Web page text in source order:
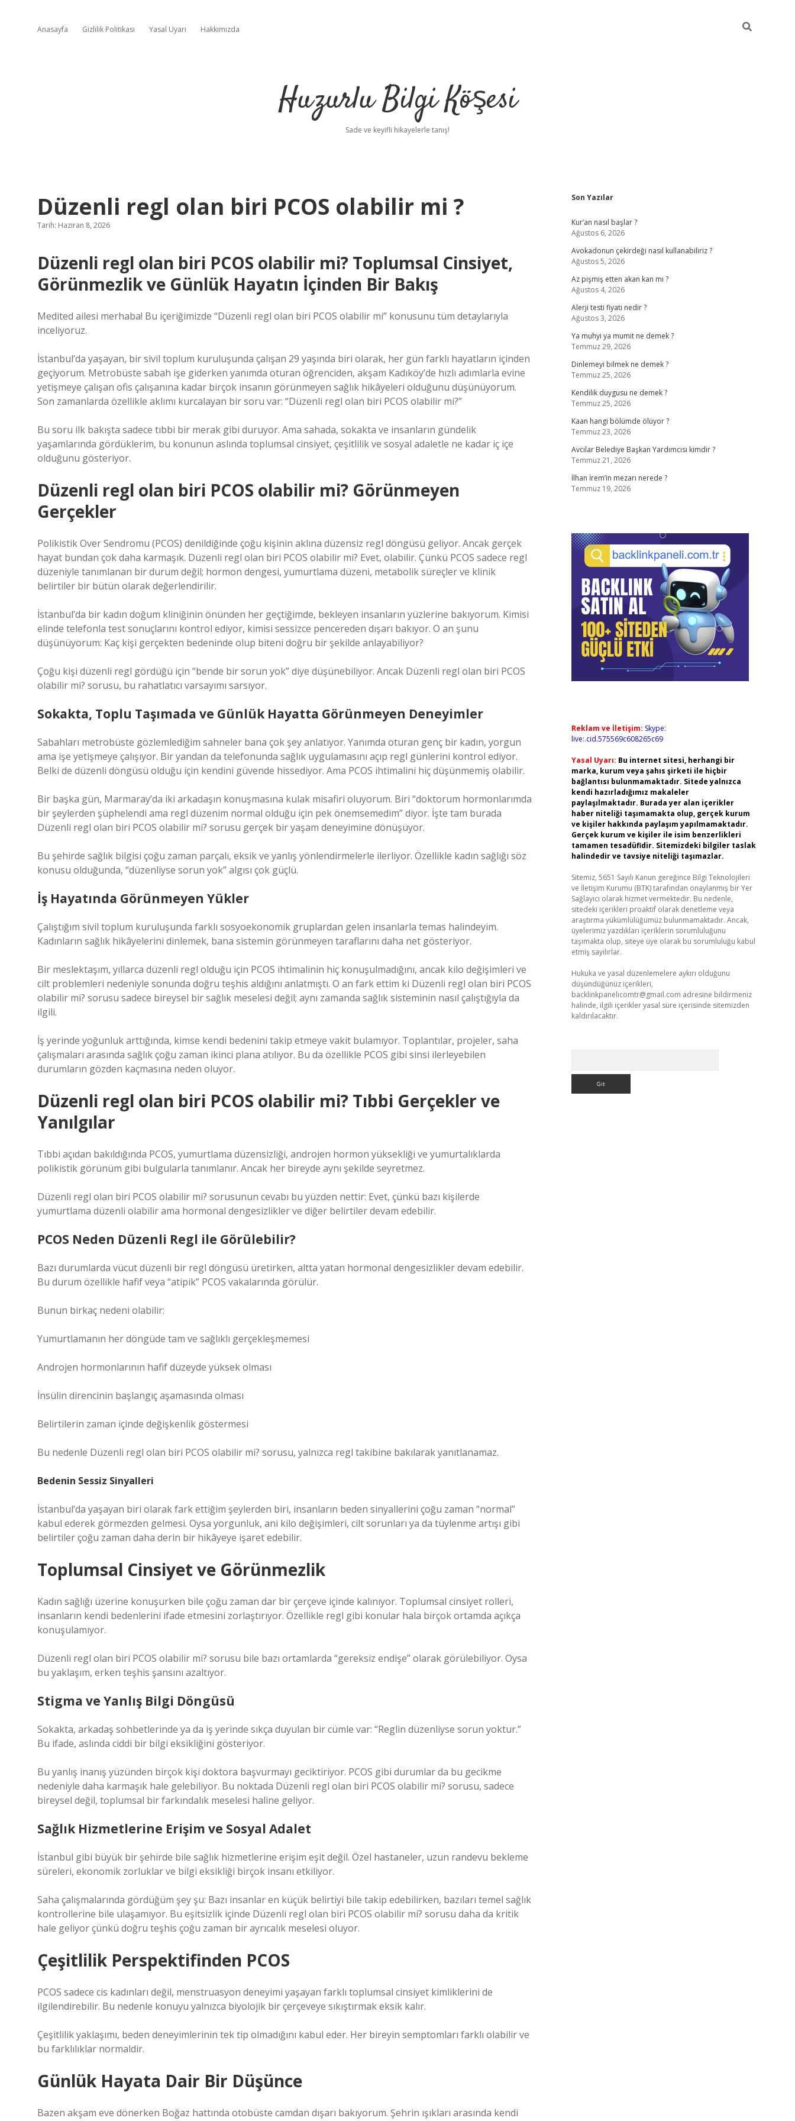
Anasayfa Gizlilik Politikası Yasal Uyarı Hakkımızda
Huzurlu Bilgi Köşesi
Sade ve keyifli hikayelerle tanış!
Düzenli regl olan biri PCOS olabilir mi ?
Tarih: Haziran 8, 2026
Düzenli regl olan biri PCOS olabilir mi? Toplumsal Cinsiyet,
Görünmezlik ve Günlük Hayatın İçinden Bir Bakış
Medited ailesi merhaba! Bu içeriğimizde “Düzenli regl olan biri PCOS olabilir mi” konusunu tüm detaylarıyla
inceliyoruz.
İstanbul’da yaşayan, bir sivil toplum kuruluşunda çalışan 29 yaşında biri olarak, her gün farklı hayatların içinden
geçiyorum. Metrobüste sabah işe giderken yanımda oturan öğrenciden, akşam Kadıköy’de hızlı adımlarla evine
yetişmeye çalışan ofis çalışanına kadar birçok insanın görünmeyen sağlık hikâyeleri olduğunu düşünüyorum.
Son zamanlarda özellikle aklımı kurcalayan bir soru var: “Düzenli regl olan biri PCOS olabilir mi?”
Bu soru ilk bakışta sadece tıbbi bir merak gibi duruyor. Ama sahada, sokakta ve insanların gündelik
yaşamlarında gördüklerim, bu konunun aslında toplumsal cinsiyet, çeşitlilik ve sosyal adaletle ne kadar iç içe
olduğunu gösteriyor.
Düzenli regl olan biri PCOS olabilir mi? Görünmeyen
Gerçekler
Polikistik Over Sendromu (PCOS) denildiğinde çoğu kişinin aklına düzensiz regl döngüsü geliyor. Ancak gerçek
hayat bundan çok daha karmaşık. Düzenli regl olan biri PCOS olabilir mi? Evet, olabilir. Çünkü PCOS sadece regl
düzeniyle tanımlanan bir durum değil; hormon dengesi, yumurtlama düzeni, metabolik süreçler ve klinik
belirtiler bir bütün olarak değerlendirilir.
İstanbul’da bir kadın doğum kliniğinin önünden her geçtiğimde, bekleyen insanların yüzlerine bakıyorum. Kimisi
elinde telefonla test sonuçlarını kontrol ediyor, kimisi sessizce pencereden dışarı bakıyor. O an şunu
düşünüyorum: Kaç kişi gerçekten bedeninde olup biteni doğru bir şekilde anlayabiliyor?
Çoğu kişi düzenli regl gördüğü için “bende bir sorun yok” diye düşünebiliyor. Ancak Düzenli regl olan biri PCOS
olabilir mi? sorusu, bu rahatlatıcı varsayımı sarsıyor.
Sokakta, Toplu Taşımada ve Günlük Hayatta Görünmeyen Deneyimler
Sabahları metrobüste gözlemlediğim sahneler bana çok şey anlatıyor. Yanımda oturan genç bir kadın, yorgun
ama işe yetişmeye çalışıyor. Bir yandan da telefonunda sağlık uygulamasını açıp regl günlerini kontrol ediyor.
Belki de düzenli döngüsü olduğu için kendini güvende hissediyor. Ama PCOS ihtimalini hiç düşünmemiş olabilir.
Bir başka gün, Marmaray’da iki arkadaşın konuşmasına kulak misafiri oluyorum. Biri “doktorum hormonlarımda
bir şeylerden şüphelendi ama regl düzenim normal olduğu için pek önemsemedim” diyor. İşte tam burada
Düzenli regl olan biri PCOS olabilir mi? sorusu gerçek bir yaşam deneyimine dönüşüyor.
Bu şehirde sağlık bilgisi çoğu zaman parçalı, eksik ve yanlış yönlendirmelerle ilerliyor. Özellikle kadın sağlığı söz
konusu olduğunda, “düzenliyse sorun yok” algısı çok güçlü.
İş Hayatında Görünmeyen Yükler
Çalıştığım sivil toplum kuruluşunda farklı sosyoekonomik gruplardan gelen insanlarla temas halindeyim.
Kadınların sağlık hikâyelerini dinlemek, bana sistemin görünmeyen taraflarını daha net gösteriyor.
Bir meslektaşım, yıllarca düzenli regl olduğu için PCOS ihtimalinin hiç konuşulmadığını, ancak kilo değişimleri ve
cilt problemleri nedeniyle sonunda doğru teşhis aldığını anlatmıştı. O an fark ettim ki Düzenli regl olan biri PCOS
olabilir mi? sorusu sadece bireysel bir sağlık meselesi değil; aynı zamanda sağlık sisteminin nasıl çalıştığıyla da
ilgili.
İş yerinde yoğunluk arttığında, kimse kendi bedenini takip etmeye vakit bulamıyor. Toplantılar, projeler, saha
çalışmaları arasında sağlık çoğu zaman ikinci plana atılıyor. Bu da özellikle PCOS gibi sinsi ilerleyebilen
durumların gözden kaçmasına neden oluyor.
Düzenli regl olan biri PCOS olabilir mi? Tıbbi Gerçekler ve
Yanılgılar
Tıbbi açıdan bakıldığında PCOS, yumurtlama düzensizliği, androjen hormon yüksekliği ve yumurtalıklarda
polikistik görünüm gibi bulgularla tanımlanır. Ancak her bireyde aynı şekilde seyretmez.
Düzenli regl olan biri PCOS olabilir mi? sorusunun cevabı bu yüzden nettir: Evet, çünkü bazı kişilerde
yumurtlama düzenli olabilir ama hormonal dengesizlikler ve diğer belirtiler devam edebilir.
PCOS Neden Düzenli Regl ile Görülebilir?
Bazı durumlarda vücut düzenli bir regl döngüsü üretirken, altta yatan hormonal dengesizlikler devam edebilir.
Bu durum özellikle hafif veya “atipik” PCOS vakalarında görülür.
Bunun birkaç nedeni olabilir:
Yumurtlamanın her döngüde tam ve sağlıklı gerçekleşmemesi
Androjen hormonlarının hafif düzeyde yüksek olması
İnsülin direncinin başlangıç aşamasında olması
Belirtilerin zaman içinde değişkenlik göstermesi
Bu nedenle Düzenli regl olan biri PCOS olabilir mi? sorusu, yalnızca regl takibine bakılarak yanıtlanamaz.
Bedenin Sessiz Sinyalleri
İstanbul’da yaşayan biri olarak fark ettiğim şeylerden biri, insanların beden sinyallerini çoğu zaman “normal”
kabul ederek görmezden gelmesi. Oysa yorgunluk, ani kilo değişimleri, cilt sorunları ya da tüylenme artışı gibi
belirtiler çoğu zaman daha derin bir hikâyeye işaret edebilir.
Toplumsal Cinsiyet ve Görünmezlik
Kadın sağlığı üzerine konuşurken bile çoğu zaman dar bir çerçeve içinde kalınıyor. Toplumsal cinsiyet rolleri,
insanların kendi bedenlerini ifade etmesini zorlaştırıyor. Özellikle regl gibi konular hala birçok ortamda açıkça
konuşulamıyor.
Düzenli regl olan biri PCOS olabilir mi? sorusu bile bazı ortamlarda “gereksiz endişe” olarak görülebiliyor. Oysa
bu yaklaşım, erken teşhis şansını azaltıyor.
Stigma ve Yanlış Bilgi Döngüsü
Sokakta, arkadaş sohbetlerinde ya da iş yerinde sıkça duyulan bir cümle var: “Reglin düzenliyse sorun yoktur.”
Bu ifade, aslında ciddi bir bilgi eksikliğini gösteriyor.
Bu yanlış inanış yüzünden birçok kişi doktora başvurmayı geciktiriyor. PCOS gibi durumlar da bu gecikme
nedeniyle daha karmaşık hale gelebiliyor. Bu noktada Düzenli regl olan biri PCOS olabilir mi? sorusu, sadece
bireysel değil, toplumsal bir farkındalık meselesi haline geliyor.
Sağlık Hizmetlerine Erişim ve Sosyal Adalet
İstanbul gibi büyük bir şehirde bile sağlık hizmetlerine erişim eşit değil. Özel hastaneler, uzun randevu bekleme
süreleri, ekonomik zorluklar ve bilgi eksikliği birçok insanı etkiliyor.
Saha çalışmalarında gördüğüm şey şu: Bazı insanlar en küçük belirtiyi bile takip edebilirken, bazıları temel sağlık
kontrollerine bile ulaşamıyor. Bu eşitsizlik içinde Düzenli regl olan biri PCOS olabilir mi? sorusu daha da kritik
hale geliyor çünkü doğru teşhis çoğu zaman bir ayrıcalık meselesi oluyor.
Çeşitlilik Perspektifinden PCOS
PCOS sadece cis kadınları değil, menstruasyon deneyimi yaşayan farklı toplumsal cinsiyet kimliklerini de
ilgilendirebilir. Bu nedenle konuyu yalnızca biyolojik bir çerçeveye sıkıştırmak eksik kalır.
Çeşitlilik yaklaşımı, beden deneyimlerinin tek tip olmadığını kabul eder. Her bireyin semptomları farklı olabilir ve
bu farklılıklar normaldir.
Günlük Hayata Dair Bir Düşünce
Bazen akşam eve dönerken Boğaz hattında otobüste camdan dışarı bakıyorum. Şehrin ışıkları arasında kendi
Sidebar
Son Yazılar
Kur’an nasıl başlar ?
Ağustos 6, 2026
Avokadonun çekirdeği nasıl kullanabiliriz ?
Ağustos 5, 2026
Az pişmiş etten akan kan mı ?
Ağustos 4, 2026
Alerji testi fiyatı nedir ?
Ağustos 3, 2026
Ya muhyi ya mumit ne demek ?
Temmuz 29, 2026
Dinlemeyi bilmek ne demek ?
Temmuz 25, 2026
Kendilik duygusu ne demek ?
Temmuz 25, 2026
Kaan hangi bölümde ölüyor ?
Temmuz 23, 2026
Avcılar Belediye Başkan Yardımcısı kimdir ?
Temmuz 21, 2026
İlhan İrem’in mezarı nerede ?
Temmuz 19, 2026
Reklam ve İletişim: Skype:
live:.cid.575569c608265c69
Yasal Uyarı: Bu internet sitesi, herhangi bir
marka, kurum veya şahıs şirketi ile hiçbir
bağlantısı bulunmamaktadır. Sitede yalnızca
kendi hazırladığımız makaleler
paylaşılmaktadır. Burada yer alan içerikler
haber niteliği taşımamakta olup, gerçek kurum
ve kişiler hakkında paylaşım yapılmamaktadır.
Gerçek kurum ve kişiler ile isim benzerlikleri
tamamen tesadüfidir. Sitemizdeki bilgiler taslak
halindedir ve tavsiye niteliği taşımazlar.
Sitemiz, 5651 Sayılı Kanun gereğince Bilgi Teknolojileri
ve İletişim Kurumu (BTK) tarafından onaylanmış bir Yer
Sağlayıcı olarak hizmet vermektedir. Bu nedenle,
sitedeki içerikleri proaktif olarak denetleme veya
araştırma yükümlülüğümüz bulunmamaktadır. Ancak,
üyelerimiz yazdıkları içeriklerin sorumluluğunu
taşımakta olup, siteye üye olarak bu sorumluluğu kabul
etmiş sayılırlar.
Hukuka ve yasal düzenlemelere aykırı olduğunu
düşündüğünüz içerikleri,
backlinkpanelicomtr@gmail.com adresine bildirmeniz
halinde, ilgili içerikler yasal süre içerisinde sitemizden
kaldırılacaktır.